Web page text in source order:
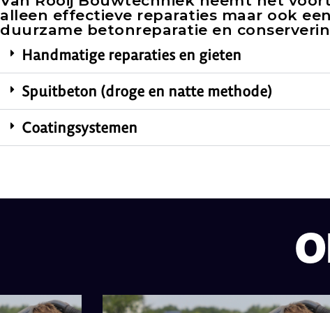
alleen effectieve reparaties maar ook
duurzame betonreparatie en
Handmatige reparaties en gieten
Spuitbeton (droge en natte methode)
Coatingsystemen